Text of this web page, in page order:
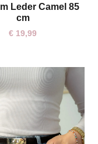
o,85
Leder Camel 85
cm
€ 19,99